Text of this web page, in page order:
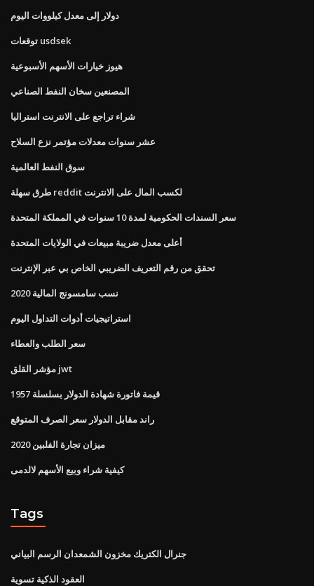
دولار إلى معدل كيلووات اليوم
توقعات usdsek
هيوز خيارات الأسهم الأسبوعية
المصنعين سخان النفط الصناعي
شراء تراجع على الانترنت استراليا
عشر سنوات معدلات مؤتمر نزع السلاح
سوق النفط العالمية
طرق سهلة reddit لكسب المال على الانترنت
سعر السندات الحكومية لمدة 10 سنوات في المملكة المتحدة
أعلى معدل ضريبة مبيعات في الولايات المتحدة
تحقق من رقم التعريف الضريبي الخاص بي عبر الإنترنت
نسب سامسونج المالية 2020
استراتيجيات أدوات التداول اليوم
سعر الطلب والعطاء
مؤشر القلق jwt
قيمة فاتورة شهادة الدولار بسلسلة 1957
راند مقابل الدولار سعر الصرف المتوقع
ميزان تجارة الفلبين 2020
كيفية شراء وبيع الأسهم لالدمى
Tags
جنرال الكتريك مخزون الشمعدان الرسم البياني
العقود الذكية تسوية